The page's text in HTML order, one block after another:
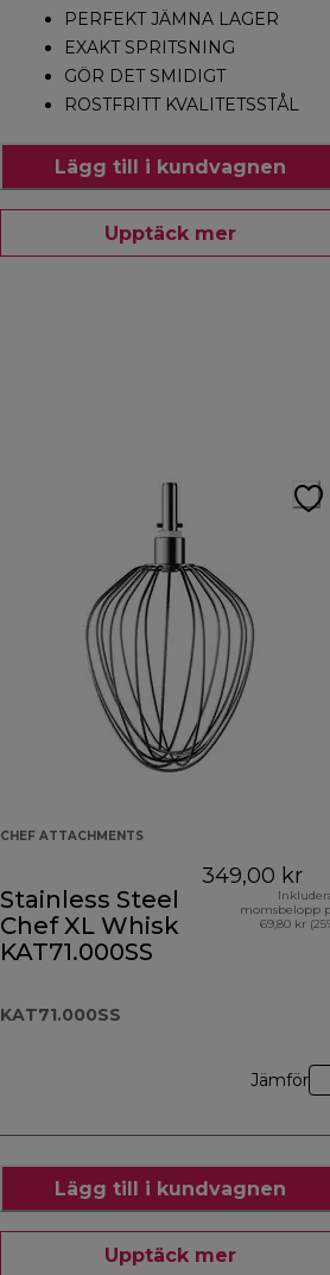
PERFEKT JÄMNA LAGER
EXAKT SPRITSNING
GÖR DET SMIDIGT
ROSTFRITT KVALITETSSTÅL
Lägg till i kundvagnen
Upptäck mer
CHEF ATTACHMENTS
Stainless Steel
Chef XL Whisk
KAT71.000SS
KAT71.000SS
349,00 kr
momsbelopp
69,80 kr
Jämför
Lägg till i kundvagnen
Upptäck mer